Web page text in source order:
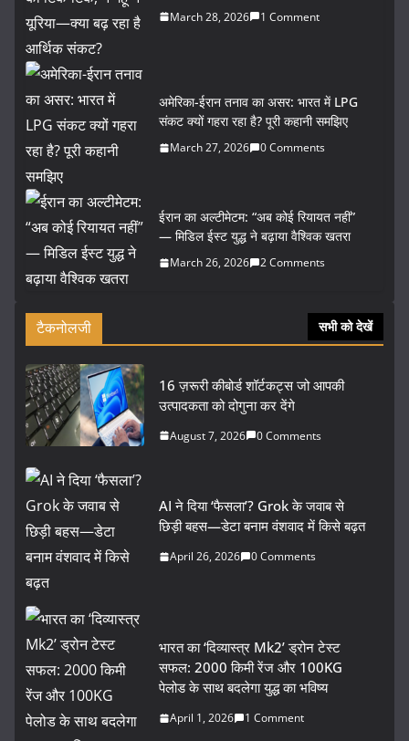
March 28, 2026 1 Comment
अमेरिका-ईरान तनाव का असर: भारत में LPG
संकट क्यों गहरा रहा है? पूरी कहानी समझिए
March 27, 2026 0 Comments
ईरान का अल्टीमेटम: “अब कोई रियायत नहीं”
— मिडिल ईस्ट युद्ध ने बढ़ाया वैश्विक खतरा
March 26, 2026 2 Comments
टैकनोलजी सभी को देखें
16 ज़रूरी कीबोर्ड शॉर्टकट्स जो आपकी
उत्पादकता को दोगुना कर देंगे
August 7, 2026 0 Comments
AI ने दिया ‘फैसला’? Grok के जवाब से
छिड़ी बहस—डेटा बनाम वंशवाद में किसे बढ़त
April 26, 2026 0 Comments
भारत का ‘दिव्यास्त्र Mk2’ ड्रोन टेस्ट
सफल: 2000 किमी रेंज और 100KG
पेलोड के साथ बदलेगा युद्ध का भविष्य
April 1, 2026 1 Comment